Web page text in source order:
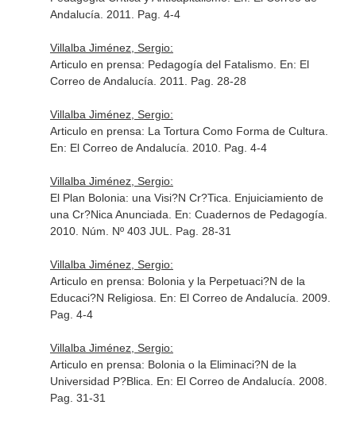
Andalucía . 2011. Pag. 4-4
Villalba Jiménez, Sergio:
Articulo en prensa: Pedagogía del Fatalismo. En: El
Correo de Andalucía . 2011. Pag. 28-28
Villalba Jiménez, Sergio:
Articulo en prensa: La Tortura Como Forma de Cultura.
En: El Correo de Andalucía . 2010. Pag. 4-4
Villalba Jiménez, Sergio:
El Plan Bolonia: una Visi?N Cr?Tica. Enjuiciamiento de
una Cr?Nica Anunciada. En: Cuadernos de Pedagogía
2010. Núm. Nº 403 JUL. Pag. 28-31
Villalba Jiménez, Sergio:
Articulo en prensa: Bolonia y la Perpetuaci?N de la
Educaci?N Religiosa. En: El Correo de Andalucía . 2009.
Pag. 4-4
Villalba Jiménez, Sergio:
Articulo en prensa: Bolonia o la Eliminaci?N de la
Universidad P?Blica. En: El Correo de Andalucía . 2008.
Pag. 31-31